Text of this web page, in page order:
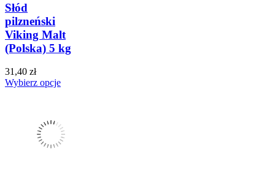
Słód
pilzneński
Viking Malt
(Polska) 5 kg
31,40 zł
Wybierz opcje